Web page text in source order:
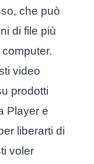
che può
di file più
video
prodotti
Player e
liberarti di
voler